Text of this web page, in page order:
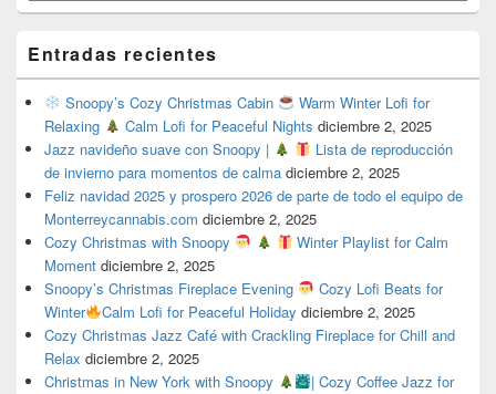
Entradas recientes
Snoopy’s Cozy Christmas Cabin
Warm Winter Lofi for
Relaxing
Calm Lofi for Peaceful Nights diciembre 2, 2025
Jazz navideño suave con Snoopy |
Lista de reproducción
de invierno para momentos de calma diciembre 2, 2025
Feliz navidad 2025 y prospero 2026 de parte de todo el equipo de
Monterreycannabis.com diciembre 2, 2025
Cozy Christmas with Snoopy
Winter Playlist for Calm
Moment diciembre 2, 2025
Snoopy’s Christmas Fireplace Evening
Cozy Lofi Beats for
Winter
Calm Lofi for Peaceful Holiday diciembre 2, 2025
Cozy Christmas Jazz Café with Crackling Fireplace for Chill and
Relax diciembre 2, 2025
Christmas in New York with Snoopy
| Cozy Coffee Jazz for